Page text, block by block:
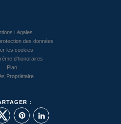
Légales
des données
les cookies
d'honoraires
Plan
Propriétaire
: